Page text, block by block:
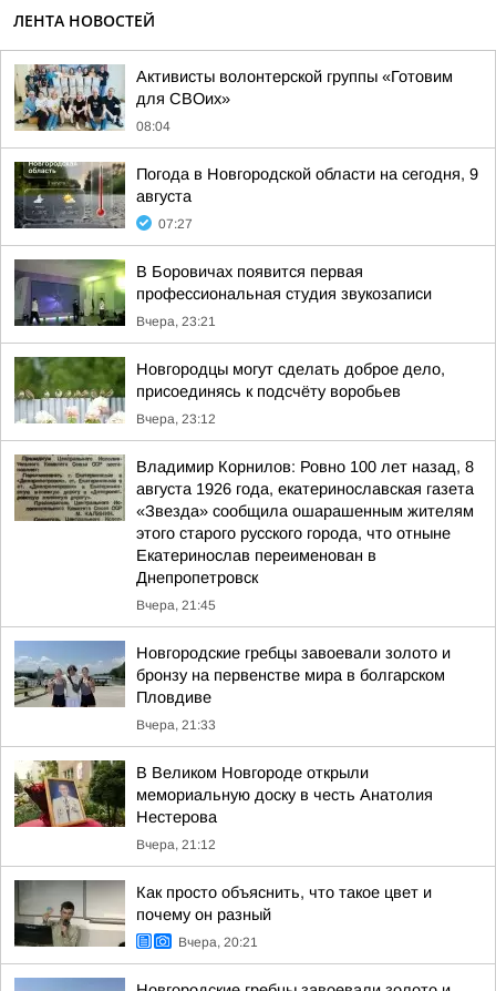
ЛЕНТА НОВОСТЕЙ
Активисты волонтерской группы «Готовим
для СВОих»
08:04
Погода в Новгородской области на сегодня, 9
августа
07:27
В Боровичах появится первая
профессиональная студия звукозаписи
Вчера, 23:21
Новгородцы могут сделать доброе дело,
присоединясь к подсчёту воробьев
Вчера, 23:12
Владимир Корнилов: Ровно 100 лет назад, 8
августа 1926 года, екатеринославская газета
«Звезда» сообщила ошарашенным жителям
этого старого русского города, что отныне
Екатеринослав переименован в
Днепропетровск
Вчера, 21:45
Новгородские гребцы завоевали золото и
бронзу на первенстве мира в болгарском
Пловдиве
Вчера, 21:33
В Великом Новгороде открыли
мемориальную доску в честь Анатолия
Нестерова
Вчера, 21:12
Как просто объяснить, что такое цвет и
почему он разный
Вчера, 20:21